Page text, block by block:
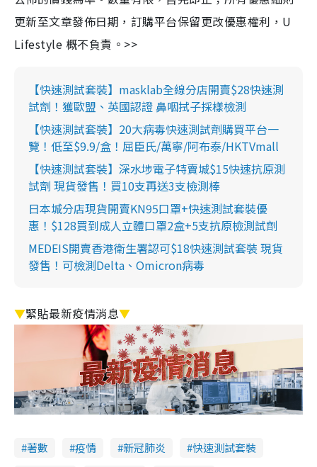
更新至文章發佈日期，訂購平台保留更改優惠權利，U
Lifestyle 概不負責。>>
【快速測試套裝】masklab全線分店開賣$28快速測
試劑！獲歐盟、英國認證 鼻咽拭子採樣檢測
【快速測試套裝】20大病毒快速測試劑購買平台一
覽！低至$9.9/盒！屈臣氏/萬寧/阿布泰/HKTVmall
【快速測試套裝】深水埗電子特賣城$15快速抗原測
試劑 現貨發售！買10支再送3支檢測棒
日本城分店現貨開賣KN95口罩+快速測試套裝優
惠！$128買到成人立體口罩2盒+5支抗原檢測試劑
MEDEIS開賣香港衛生署認可$18快速測試套裝 現貨
發售！可檢測Delta、Omicron病毒
▼緊貼最新疫情消息▼
著數 疫情 新冠肺炎
快速測試套裝